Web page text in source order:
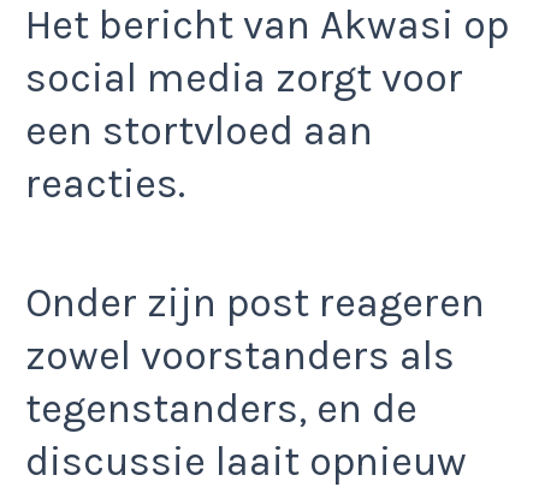
Het bericht van Akwasi op
social media zorgt voor
een stortvloed aan
reacties.
Onder zijn post reageren
zowel voorstanders als
tegenstanders, en de
discussie laait opnieuw